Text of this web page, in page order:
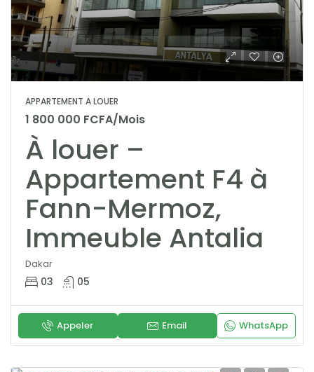
APPARTEMENT A LOUER
1 800 000 FCFA/Mois
À louer –
Appartement F4 à
Fann-Mermoz,
Immeuble Antalia
Dakar
03 05
Appeler Email WhatsApp